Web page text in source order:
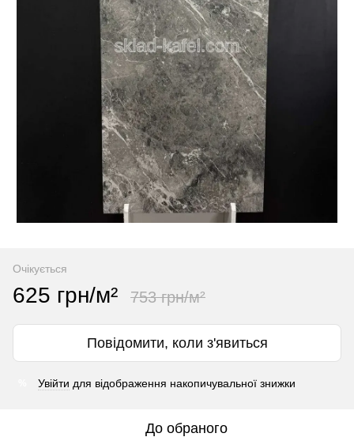
Очікується
625 грн/м² 753 грн/м²
Повідомити, коли з'явиться
Увійти для відображення накопичувальної знижки
До обраного